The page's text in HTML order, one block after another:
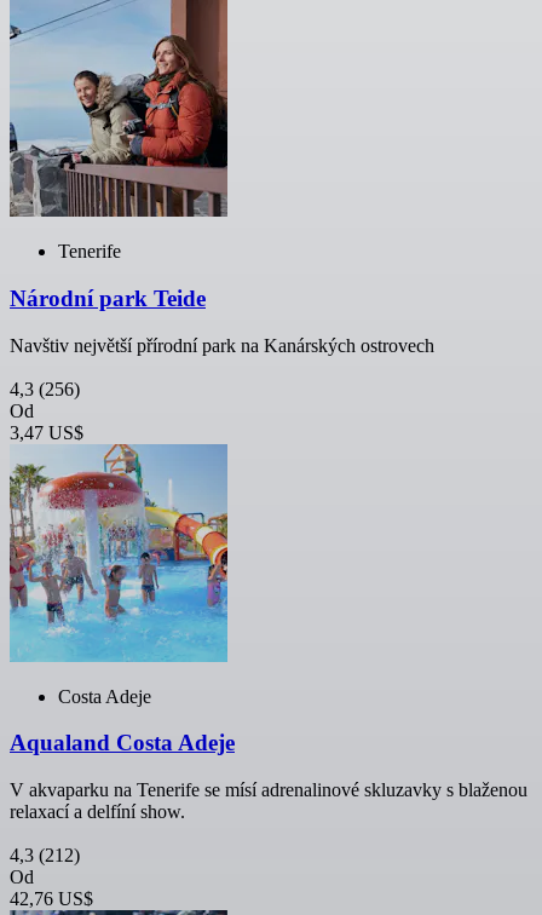
Tenerife
Národní park Teide
Navštiv největší přírodní park na Kanárských ostrovech
4,3 (256)
Od
3,47 US$
Costa Adeje
Aqualand Costa Adeje
V akvaparku na Tenerife se mísí adrenalinové skluzavky s blaženou
relaxací a delfíní show.
4,3 (212)
Od
42,76 US$